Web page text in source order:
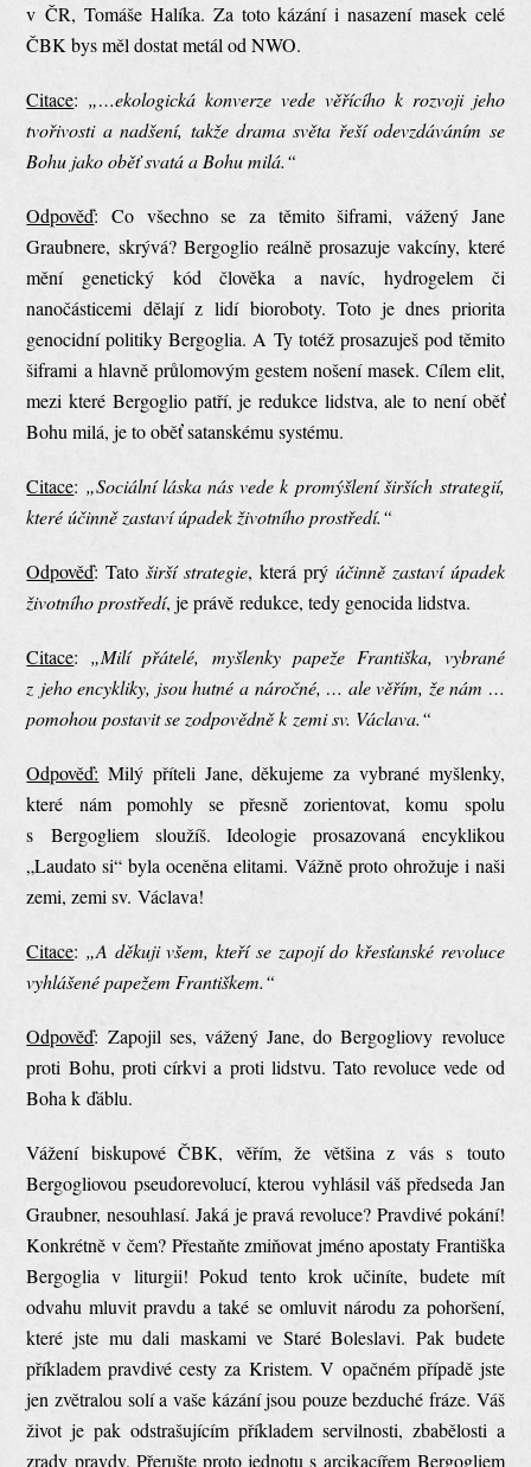
v ČR, Tomáše Halíka. Za toto kázání i nasazení masek celé
ČBK bys měl dostat metál od NWO.
Citace: „…ekologická konverze vede věřícího k rozvoji jeho
tvořivosti a nadšení, takže drama světa řeší odevzdáváním se
Bohu jako oběť svatá a Bohu milá.“
Odpověď: Co všechno se za těmito šiframi, vážený Jane
Graubnere, skrývá? Bergoglio reálně prosazuje vakcíny, které
mění genetický kód člověka a navíc, hydrogelem či
nanočásticemi dělají z lidí bioroboty. Toto je dnes priorita
genocidní politiky Bergoglia. A Ty totéž prosazuješ pod těmito
šiframi a hlavně průlomovým gestem nošení masek. Cílem elit,
mezi které Bergoglio patří, je redukce lidstva, ale to není oběť
Bohu milá, je to oběť satanskému systému.
Citace: „Sociální láska nás vede k promýšlení širších strategií,
které účinně zastaví úpadek životního prostředí.“
Odpověď: Tatoširší strategie, která prý účinně zastaví úpadek
životního prostředí, je právě redukce, tedy genocida lidstva.
Citace: „Milí přátelé, myšlenky papeže Františka, vybrané
z jeho encykliky, jsou hutné a náročné, … ale věřím, že nám …
pomohou postavit se zodpovědně k zemi sv. Václava.“
Odpověď: Milý příteli Jane, děkujeme za vybrané myšlenky,
které nám pomohly se přesně zorientovat, komu spolu
s Bergogliem sloužíš. Ideologie prosazovaná encyklikou
„Laudato si“ byla oceněna elitami. Vážně proto ohrožuje i naši
zemi, zemi sv. Václava!
Citace: „A děkuji všem, kteří se zapojí do křesťanské revoluce
vyhlášené papežem Františkem.“
Odpověď: Zapojil ses, vážený Jane, do Bergogliovy revoluce
proti Bohu, proti církvi a proti lidstvu. Tato revoluce vede od
Boha k ďáblu.
Vážení biskupové ČBK, věřím, že většina z vás s touto
Bergogliovou pseudorevolucí, kterou vyhlásil váš předseda Jan
Graubner, nesouhlasí. Jaká je pravá revoluce? Pravdivé pokání!
Konkrétně v čem? Přestaňte zmiňovat jméno apostaty Františka
Bergoglia v liturgii! Pokud tento krok učiníte, budete mít
odvahu mluvit pravdu a také se omluvit národu za pohoršení,
které jste mu dali maskami ve Staré Boleslavi. Pak budete
příkladem pravdivé cesty za Kristem. V opačném případě jste
jen zvětralou solí a vaše kázání jsou pouze bezduché fráze. Váš
život je pak odstrašujícím příkladem servilnosti, zbabělosti a
zrady pravdy. Přerušte proto jednotu s arcikacířem Bergogliem